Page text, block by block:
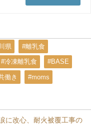
県 #離乳食
#冷凍離乳食 #BASE
働き #moms
に改心、耐火被覆工事の